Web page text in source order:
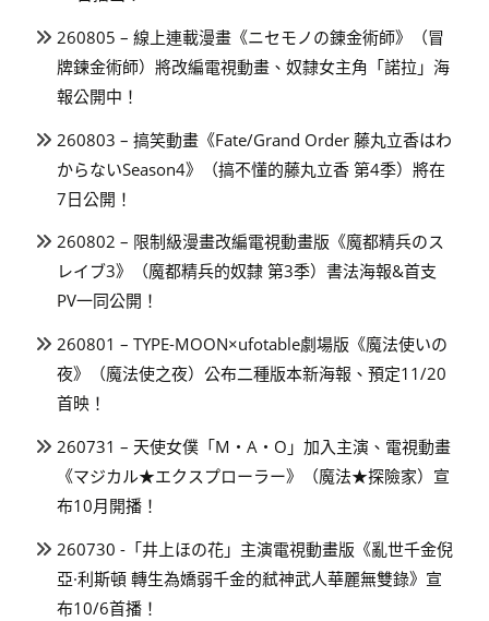
260805 – 線上連載漫畫《ニセモノの錬金術師》（冒
牌鍊金術師）將改編電視動畫、奴隸女主角「諾拉」海
報公開中！
260803 – 搞笑動畫《Fate/Grand Order 藤丸立香はわ
からないSeason4》（搞不懂的藤丸立香 第4季）將在
7日公開！
260802 – 限制級漫畫改編電視動畫版《魔都精兵のス
レイブ3》（魔都精兵的奴隸 第3季）書法海報&首支
PV一同公開！
260801 – TYPE-MOON×ufotable劇場版《魔法使いの
夜》（魔法使之夜）公布二種版本新海報、預定11/20
首映！
260731 – 天使女僕「M・A・O」加入主演、電視動畫
《マジカル★エクスプローラー》（魔法★探險家）宣
布10月開播！
260730 -「井上ほの花」主演電視動畫版《亂世千金倪
亞·利斯頓 轉生為嬌弱千金的弒神武人華麗無雙錄》宣
布10/6首播！